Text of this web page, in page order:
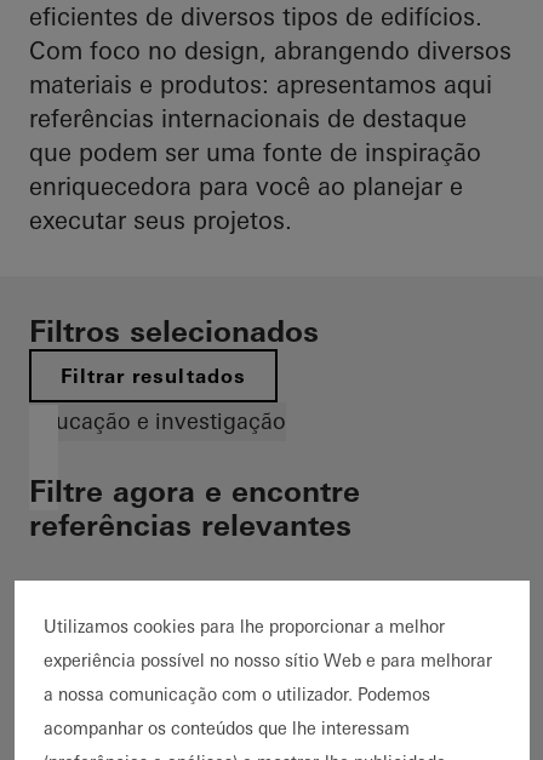
eficientes de diversos tipos de edifícios.
Com foco no design, abrangendo diversos
materiais e produtos: apresentamos aqui
referências internacionais de destaque
que podem ser uma fonte de inspiração
enriquecedora para você ao planejar e
executar seus projetos.
Filtros selecionados
Filtrar resultados
Educação e investigação
Filtre agora e encontre
referências relevantes
19 Referências
19 Mostrar referências
Utilizamos cookies para lhe proporcionar a melhor
experiência possível no nosso sítio Web e para melhorar
a nossa comunicação com o utilizador. Podemos
acompanhar os conteúdos que lhe interessam